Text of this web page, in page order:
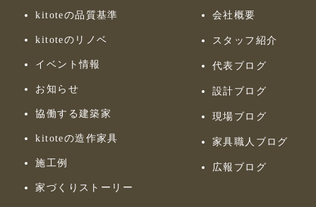
kitoteの品質基準
kitoteのリノベ
イベント情報
お知らせ
協働する建築家
kitoteの造作家具
施工例
家づくりストーリー
会社概要
スタッフ紹介
代表ブログ
設計ブログ
現場ブログ
家具職人ブログ
広報ブログ